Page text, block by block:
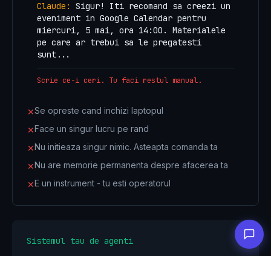
Claude:
Sigur! Iti recomand sa creezi un
eveniment in Google Calendar pentru
miercuri, 5 mai, ora 14:00. Materialele
pe care ar trebui sa le pregatesti
sunt...
Scrie ce-i ceri. Tu faci restul manual.
✕Se opreste cand inchizi laptopul
✕Face un singur lucru pe rand
✕Nu initieaza singur nimic. Asteapta comanda ta
✕Nu are memorie permanenta despre afacerea ta
✕E un instrument - tu esti operatorul
Sistemul tau de agenti